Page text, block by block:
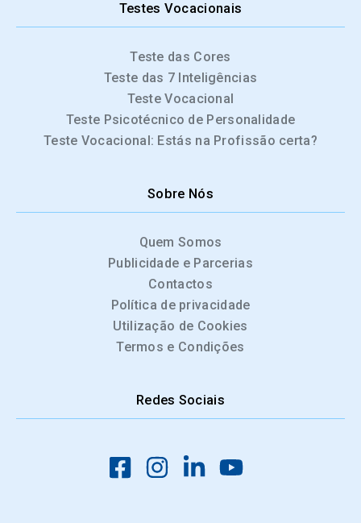
Testes Vocacionais
Teste das Cores
Teste das 7 Inteligências
Teste Vocacional
Teste Psicotécnico de Personalidade
Teste Vocacional: Estás na Profissão certa?
Sobre Nós
Quem Somos
Publicidade e Parcerias
Contactos
Política de privacidade
Utilização de Cookies
Termos e Condições
Redes Sociais